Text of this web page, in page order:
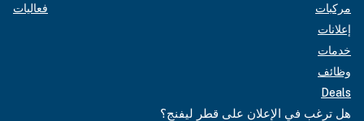
مركبات
إعلانات
خدمات
وظائف
Deals
فعاليات
هل ترغب في الإعلان على قطر ليفنج؟